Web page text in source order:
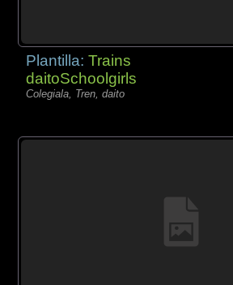
Plantilla:Trains
daitoSchoolgirls
Colegiala, Tren, daito